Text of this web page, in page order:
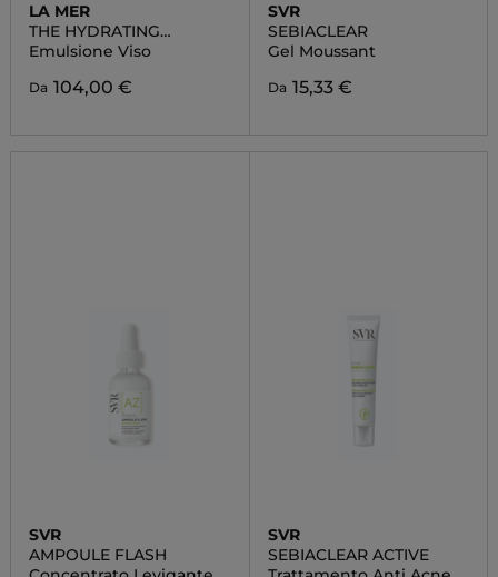
LA MER
THE HYDRATING
INFUSED EMULSION
Emulsione Viso
Da 104,00 €
SVR
SEBIACLEAR
Gel Moussant
Da 15,33 €
SVR
AMPOULE FLASH
SVR
SEBIACLEAR ACTIVE